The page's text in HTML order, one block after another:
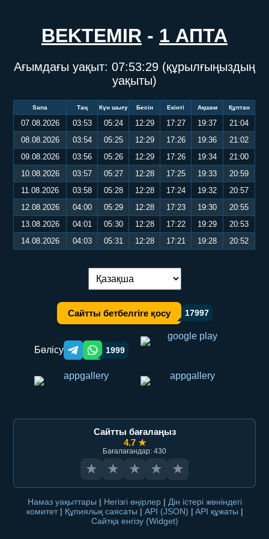
BEKTEMIR - 1 АПТА
Ағымдағы уақыт: 07:53:29 (құрылғыңыздың
уақыты)
Sana Таң Күн шығу Бесін Екінті Ақшам Құптан
07.08.2026 03:53 05:24 12:29 17:27 19:37
21:04
08.08.2026
03:54 05:25 12:29 17:26 19:36
21:02
09.08.2026
03:56 05:26 12:29 17:26 19:34
21:00
10.08.2026
03:57 05:27 12:28 17:25 19:33
20:59
11.08.2026
03:58 05:28 12:28 17:24 19:32
20:57
12.08.2026
04:00 05:29 12:28 17:23 19:30
20:55
13.08.2026
04:01 05:30 12:28 17:22 19:29
20:53
14.08.2026
04:03 05:31 12:28 17:21 19:28 20:52
Тілді ауыстыру:
Сайтты бетбелгіге қосу 17997
Бөлісу Telegram orqali ulashish
WhatsApp orqali ulashish
1999
Сайтты бағалаңыз
4.7 ★
Бағалағандар: 430
★ ★ ★ ★ ★
Намаз уақыттары | Негізгі өңірлер | Дін істері жөніндегі
комитет | Құпиялық саясаты | API (JSON) | API құжаты |
Сайтқа енгізу (Widget)